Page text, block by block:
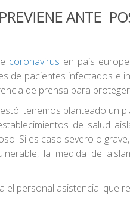
ANTE
coronavirus en país
de pacientes infectados e
de prensa para
tenemos planteado un
de salud
Si es caso severo o
la medida de
el personal asistencial que